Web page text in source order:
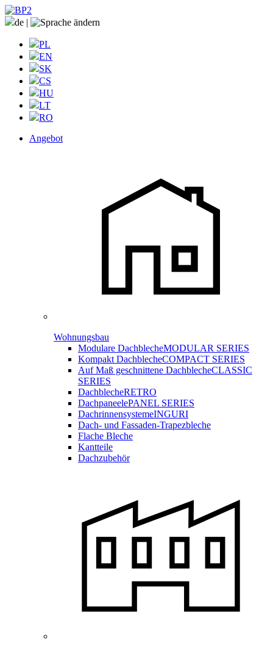
de |
PL
EN
SK
CS
HU
LT
RO
Angebot
Wohnungsbau
Modulare DachblecheMODULAR SERIES
Kompakt DachblecheCOMPACT SERIES
Auf Maß geschnittene DachblecheCLASSIC
SERIES
DachblecheRETRO
DachpaneelePANEL SERIES
DachrinnensystemeINGURI
Dach- und Fassaden-Trapezbleche
Flache Bleche
Kantteile
Dachzubehör